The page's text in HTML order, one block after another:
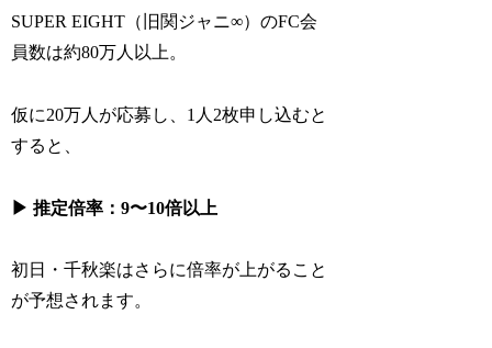
SUPER EIGHT（旧関ジャニ∞）のFC会
員数は約80万人以上。
仮に20万人が応募し、1人2枚申し込むと
すると、
▶ 推定倍率：9〜10倍以上
初日・千秋楽はさらに倍率が上がること
が予想されます。